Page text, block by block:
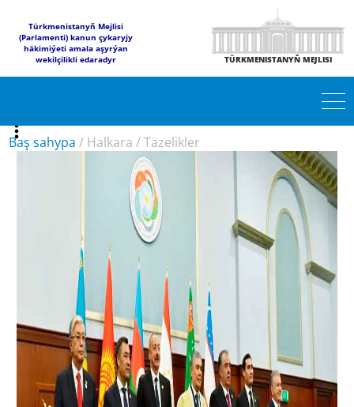
Türkmenistanyň Mejlisi
(Parlamenti) kanun çykaryjy
häkimiýeti amala aşyrýan
wekilçilikli edaradyr
TÜRKMENISTANYŇ MEJLISI
Baş sahypa / Halkara /Täzelikler